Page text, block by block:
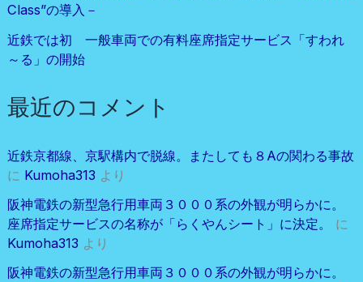
Class”の導入－
近鉄では初 一般車両での有料座席指定サービス「すわれ
～る」の開始
最近のコメント
近鉄京都線、京駅構内で脱線。またしても８Aの関わる事故
に Kumoha313 より
阪神電鉄の新型急行用車両３０００系の外観が明らかに。
座席指定サービスの名称が「らくやんシート」に決定。
に
Kumoha313 より
阪神電鉄の新型急行用車両３０００系の外観が明らかに。